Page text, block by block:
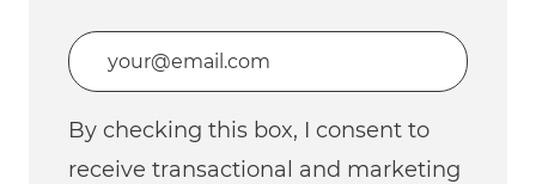
Enter Email address (Required)
By checking this box, I consent to
receive transactional and marketing